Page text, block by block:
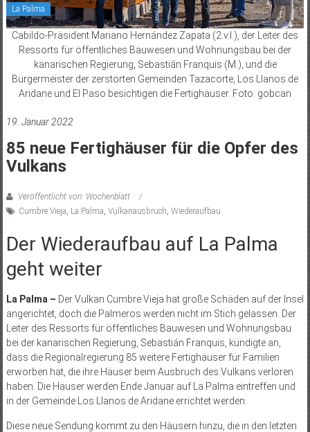
La Palma
Cabildo-Präsident Mariano Hernández Zapata (2.v.l.), der Leiter des
Ressorts für öffentliches Bauwesen und Wohnungsbau bei der
kanarischen Regierung, Sebastián Franquis (M.), und die
Bürgermeister der zerstörten Gemeinden Tazacorte, Los Llanos de
Aridane und El Paso besichtigen die Fertighäuser. Foto: gobcan
19. Januar 2022
85 neue Fertighäuser für die Opfer des
Vulkans
Veröffentlicht von: Wochenblatt
Cumbre Vieja La Palma Vulkanausbruch Wiederaufbau
Der Wiederaufbau auf La Palma
geht weiter
La Palma – Der Vulkan Cumbre Vieja hat große Schäden auf der Insel
angerichtet, doch die Palmeros werden nicht im Stich gelassen. Der
Leiter des Ressorts für öffentliches Bauwesen und Wohnungsbau
bei der kanarischen Regierung, Sebastián Franquis, kündigte an,
dass die Regionalregierung 85 weitere Fertighäuser für Familien
erworben hat, die ihre Häuser beim Ausbruch des Vulkans verloren
haben. Die Häuser werden Ende Januar auf La Palma eintreffen und
in der Gemeinde Los Llanos de Aridane errichtet werden.
Diese neue Sendung kommt zu den Häusern hinzu, die in den letzten